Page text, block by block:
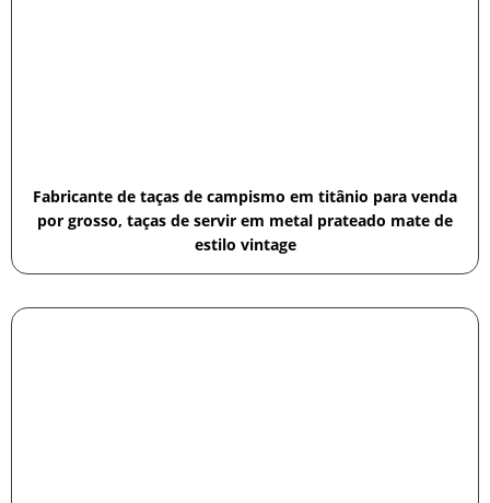
Fabricante de taças de campismo em titânio para venda
por grosso, taças de servir em metal prateado mate de
estilo vintage